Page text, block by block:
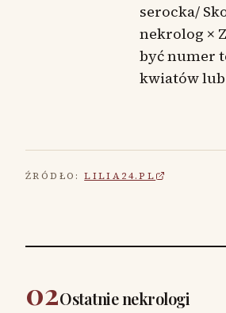
serocka/
nekrolog ×
być numer
kwiatów
ŹRÓDŁO: LILIA24.PL
02Ostatnie nekrologi